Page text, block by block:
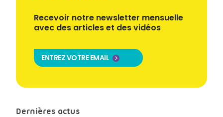
Recevoir notre newsletter mensuelle
avec des articles et des vidéos
ENTREZ VOTRE EMAIL
Dernières actus